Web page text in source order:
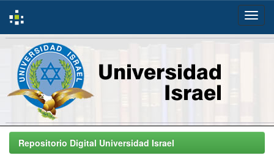
Skip
navigationRepositorio Digital Universidad Israel